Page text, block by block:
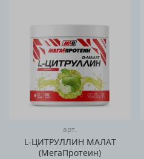
арт.
L-ЦИТРУЛЛИН МАЛАТ
(МегаПротеин)